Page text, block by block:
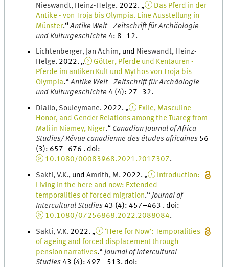
Nieswandt, Heinz-Helge. 2022. „
Das Pferd in der
Antike - von Troja bis Olympia. Eine Ausstellung in
Münster.“Antike Welt - Zeitschrift für Archäologie
und Kulturgeschichte 4: 8–12.
Lichtenberger, Jan Achim, und Nieswandt, Heinz-
Helge. 2022. „
Götter, Pferde und Kentauren -
Pferde im antiken Kult und Mythos von Troja bis
Olympia.“Antike Welt - Zeitschrift für Archäologie
und Kulturgeschichte 4 (4): 27–32.
Diallo, Souleymane. 2022. „
Exile, Masculine
Honor, and Gender Relations among the Tuareg from
Mali in Niamey, Niger.“ Canadian Journal of Africa
Studies/ Révue canadienne des études africaines 56
(3): 657–676 . doi:
10.1080/00083968.2021.2017307.
Sakti,V. K., undAmrith, M. 2022. „
Introduction:
Living in the here and now: Extended
temporalities of forced migration.“Journal of
Intercultural Studies43 (4):457–463 . doi:
10.1080/07256868.2022.2088084.
Sakti,V. K. 2022. „
‘Here for Now’: Temporalities
of ageing and forced displacement through
pension narratives.“Journal of Intercultural
Studies43 (4):497–513. doi: